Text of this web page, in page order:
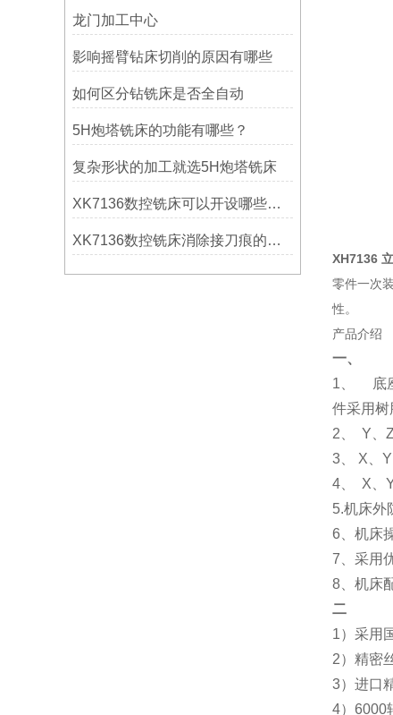
龙门加工中心
影响摇臂钻床切削的原因有哪些
如何区分钻铣床是否全自动
5H炮塔铣床的功能有哪些？
复杂形状的加工就选5H炮塔铣床
XK7136数控铣床可以开设哪些考核项目？
XK7136数控铣床消除接刀痕的操作
XH7136
零件一次
性。
产品介绍
一、
1、 底座
件采用树
2、 Y、
3、 X、
4、 X、
5.机床外
6、机床
7、采用
8、机床
二
1）采用
2）精密
3）进口
4）